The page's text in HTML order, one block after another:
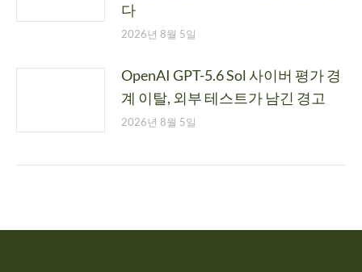
다
2026년 8월 5일
OpenAI GPT-5.6 Sol 사이버 평가 경
계 이탈, 외부 테스트가 남긴 경고
2026년 8월 5일